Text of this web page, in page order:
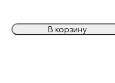
В корзину